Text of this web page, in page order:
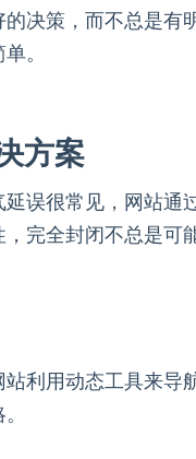
决策，而不总是有
。
方案
误很常见，网站通
完全封闭不总是
利用动态工具来导